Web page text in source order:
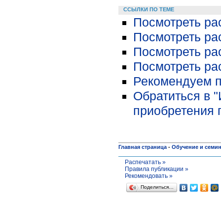
ССЫЛКИ ПО ТЕМЕ
Посмотреть
Посмотреть
Посмотреть
Посмотреть
Рекомендуем
Обратиться в
приобретения
Главная страница - Обучение и
Распечатать »
Правила публикации »
Рекомендовать »
Поделиться…